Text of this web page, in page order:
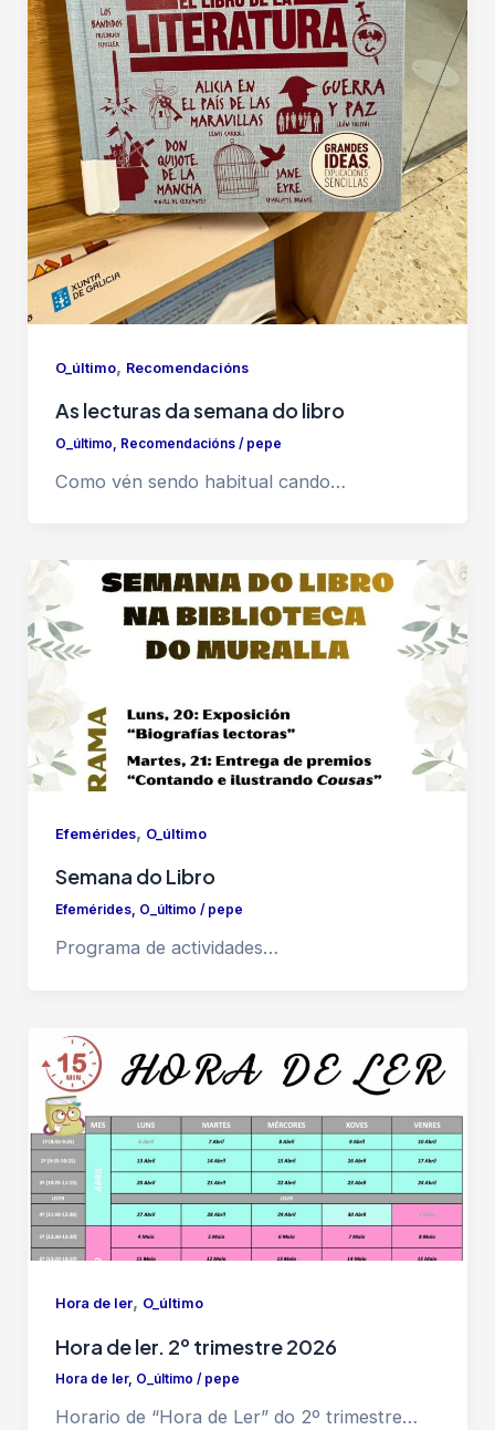
O_último, Recomendacións
As lecturas da semana do libro
O_último, Recomendacións/ pepe
Como vén sendo habitual cando…
Efemérides, O_último
Semana do Libro
Efemérides, O_último / pepe
Programa de actividades…
Hora de ler, O_último
Hora de ler. 2º trimestre 2026
Hora de ler, O_último / pepe
Horario de “Hora de Ler” do 2º trimestre…